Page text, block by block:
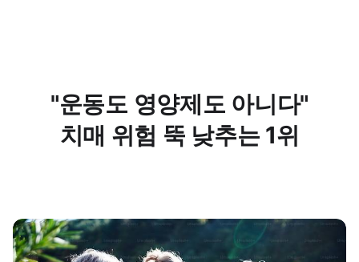
"운동도 영양제도 아니다"
치매 위험 뚝 낮추는 1위